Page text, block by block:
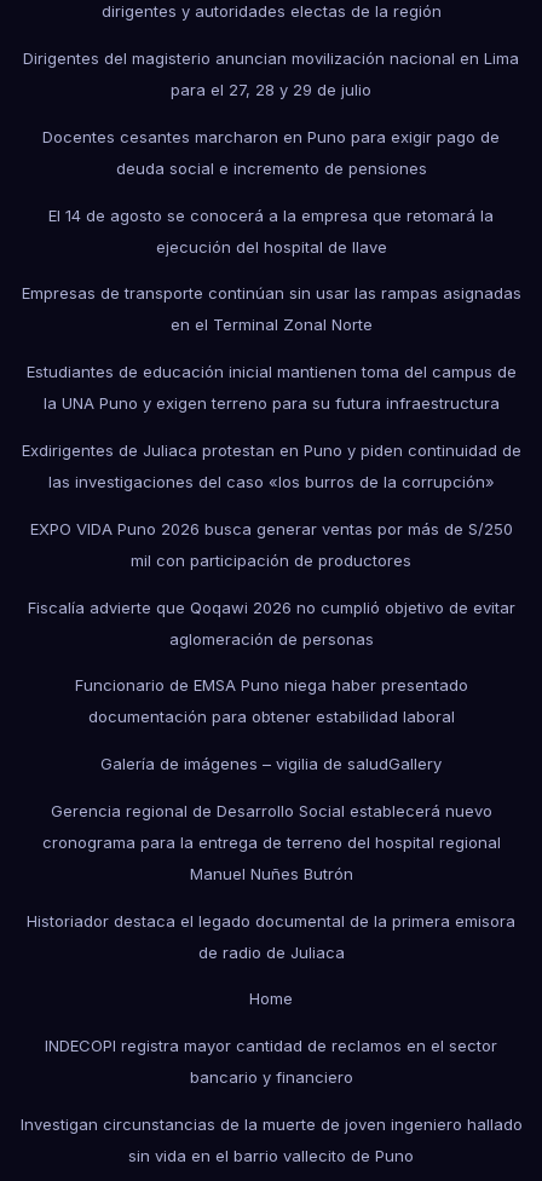
dirigentes y autoridades electas de la región
Dirigentes del magisterio anuncian movilización nacional en Lima
para el 27, 28 y 29 de julio
Docentes cesantes marcharon en Puno para exigir pago de
deuda social e incremento de pensiones
El 14 de agosto se conocerá a la empresa que retomará la
ejecución del hospital de Ilave
Empresas de transporte continúan sin usar las rampas asignadas
en el Terminal Zonal Norte
Estudiantes de educación inicial mantienen toma del campus de
la UNA Puno y exigen terreno para su futura infraestructura
Exdirigentes de Juliaca protestan en Puno y piden continuidad de
las investigaciones del caso «los burros de la corrupción»
EXPO VIDA Puno 2026 busca generar ventas por más de S/250
mil con participación de productores
Fiscalía advierte que Qoqawi 2026 no cumplió objetivo de evitar
aglomeración de personas
Funcionario de EMSA Puno niega haber presentado
documentación para obtener estabilidad laboral
Galería de imágenes – vigilia de saludGallery
Gerencia regional de Desarrollo Social establecerá nuevo
cronograma para la entrega de terreno del hospital regional
Manuel Nuñes Butrón
Historiador destaca el legado documental de la primera emisora
de radio de Juliaca
Home
INDECOPI registra mayor cantidad de reclamos en el sector
bancario y financiero
Investigan circunstancias de la muerte de joven ingeniero hallado
sin vida en el barrio vallecito de Puno